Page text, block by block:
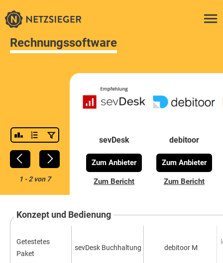
Rechnungssoftware
1-2von 7
sevDesk
Zum Anbieter
Zum Bericht
debitoor
Zum Anbieter
Zum Bericht
Konzept und Bedienung
Getestetes
Paket
sevDesk Buchhaltung debitoor M